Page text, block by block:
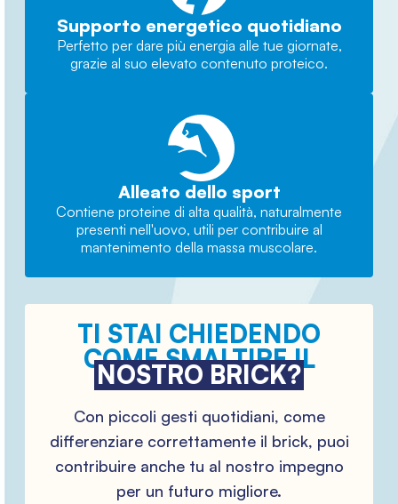
Supporto energetico quotidiano
Perfetto per dare più energia alle tue giornate,
grazie al suo elevato contenuto proteico.
Alleato dello sport
Contiene proteine di alta qualità, naturalmente
presenti nell'uovo, utili per contribuire al
mantenimento della massa muscolare.
TI STAI CHIEDENDO
COME SMALTIRE IL
NOSTRO BRICK?
Con piccoli gesti quotidiani, come
differenziare correttamente il brick, puoi
contribuire anche tu al nostro impegno
per un futuro migliore.